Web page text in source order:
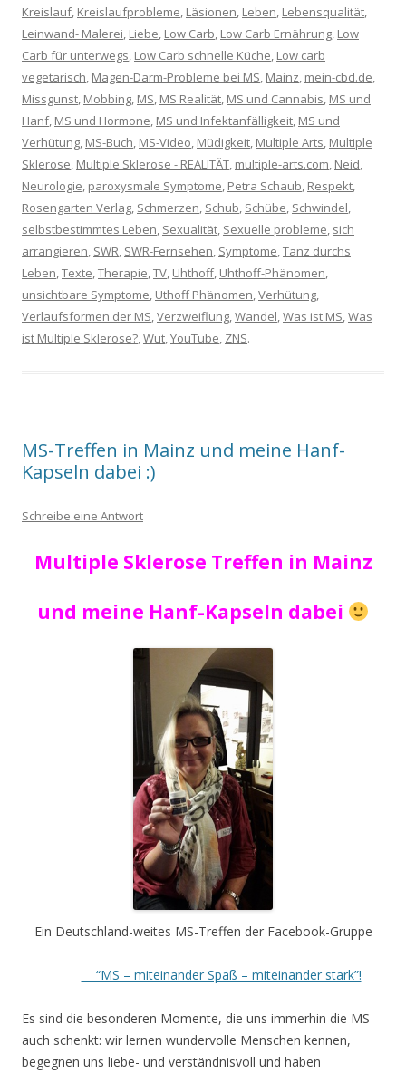
Kreislauf, Kreislaufprobleme, Läsionen, Leben, Lebensqualität,
Leinwand- Malerei, Liebe, Low Carb, Low Carb Ernährung, Low
Carb für unterwegs, Low Carb schnelle Küche, Low carb
vegetarisch, Magen-Darm-Probleme bei MS, Mainz, mein-cbd.de,
Missgunst, Mobbing, MS, MS Realität, MS und Cannabis, MS und
Hanf, MS und Hormone, MS und Infektanfälligkeit, MS und
Verhütung, MS-Buch, MS-Video, Müdigkeit, Multiple Arts, Multiple
Sklerose, Multiple Sklerose - REALITÄT, multiple-arts.com, Neid,
Neurologie, paroxysmale Symptome, Petra Schaub, Respekt,
Rosengarten Verlag, Schmerzen, Schub, Schübe, Schwindel,
selbstbestimmtes Leben, Sexualität, Sexuelle probleme, sich
arrangieren, SWR, SWR-Fernsehen, Symptome,Tanz durchs
Leben,Texte,Therapie,TV, Uhthoff, Uhthoff-Phänomen,
unsichtbare Symptome, Uthoff Phänomen,Verhütung,
Verlaufsformen der MS,Verzweiflung,Wandel,Was ist MS,Was
ist Multiple Sklerose?,Wut,YouTube, ZNS.
MS-Treffen in Mainz und meine Hanf-
Kapseln dabei :)
Schreibe eine Antwort
Multiple Sklerose Treffen in Mainz
und meine Hanf-Kapseln dabei
Ein Deutschland-weites MS-Treffen der Facebook-Gruppe
“MS – miteinander Spaß – miteinander stark”!
Es sind die besonderen Momente, die uns immerhin die MS
auch schenkt: wir lernen wundervolle Menschen kennen,
begegnen uns liebe- und verständnisvoll und haben